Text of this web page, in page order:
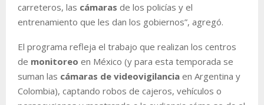
carreteros, las cámaras de los policías y el
entrenamiento que les dan los gobiernos”, agregó.
El programa refleja el trabajo que realizan los centros
de monitoreo en México (y para esta temporada se
suman las cámaras de videovigilancia en Argentina y
Colombia), captando robos de cajeros, vehículos o